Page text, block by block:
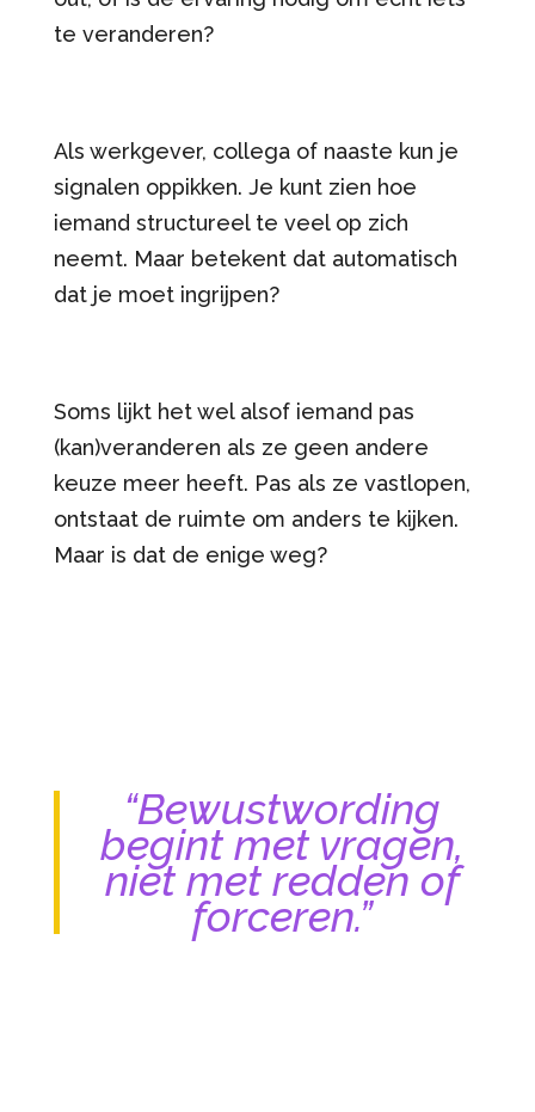
te veranderen?
Als werkgever, collega of naaste kun je
signalen oppikken. Je kunt zien hoe
iemand structureel te veel op zich
neemt. Maar betekent dat automatisch
dat je moet ingrijpen?
Soms lijkt het wel alsof iemand pas
(kan)veranderen als ze geen andere
keuze meer heeft. Pas als ze vastlopen,
ontstaat de ruimte om anders te kijken.
Maar is dat de enige weg?
“Bewustwording
begint met vragen,
niet met redden of
forceren.”